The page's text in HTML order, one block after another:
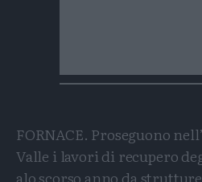
FORNACE. Proseguono
Valle i lavori di recupero
alo scorso anno da